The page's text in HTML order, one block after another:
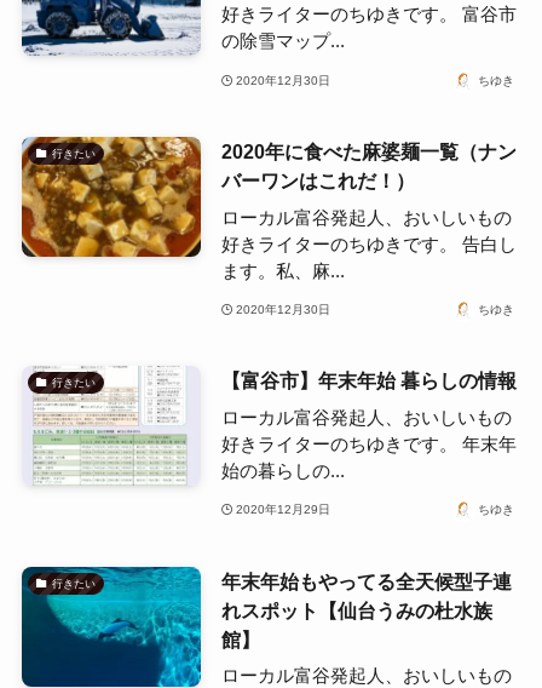
好きライターのちゆきです。 富谷市
の除雪マップ...
2020年12月30日 ちゆき
行きたい
2020年に食べた麻婆麺一覧（ナン
バーワンはこれだ！）
ローカル富谷発起人、おいしいもの
好きライターのちゆきです。 告白し
ます。私、麻...
2020年12月30日 ちゆき
行きたい 【富谷市】年末年始 暮らしの情報
ローカル富谷発起人、おいしいもの
好きライターのちゆきです。 年末年
始の暮らしの...
2020年12月29日 ちゆき
行きたい
年末年始もやってる全天候型子連
れスポット【仙台うみの杜水族
館】
ローカル富谷発起人、おいしいもの